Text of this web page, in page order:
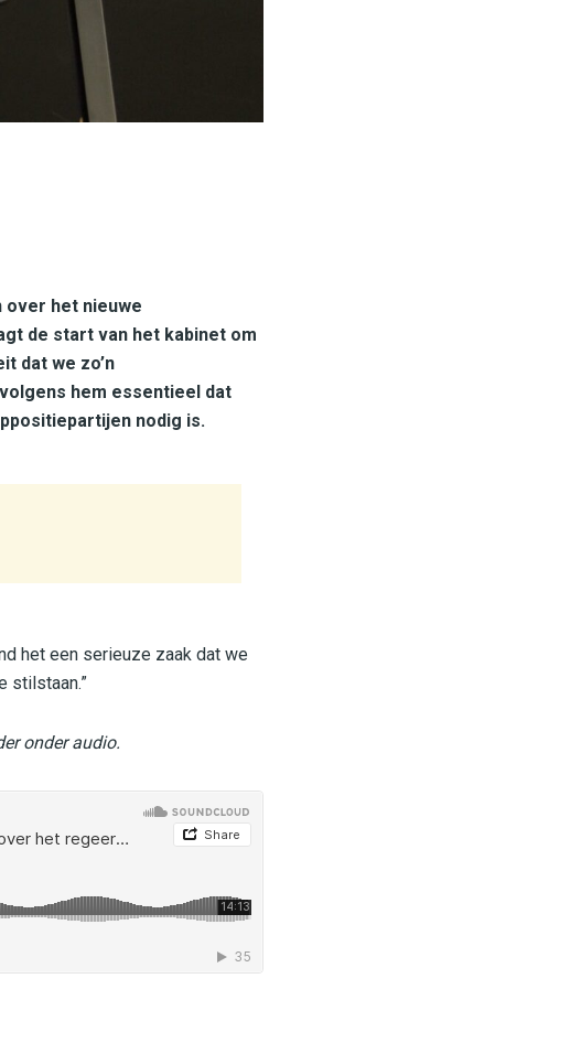
over het nieuwe
de start van het kabinet om
dat we zo’n
hem essentieel dat
nodig is.
het een serieuze zaak dat we
stilstaan.”
onder audio.